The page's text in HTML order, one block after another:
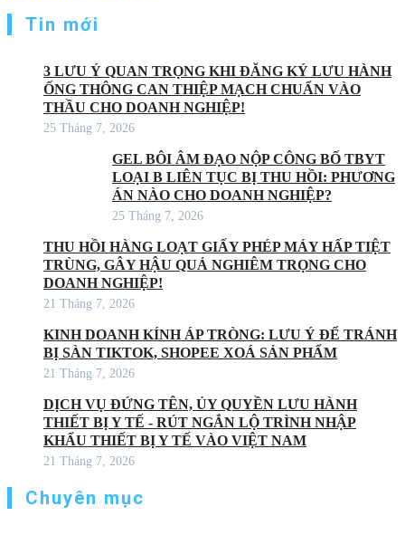
Tin mới
3 LƯU Ý QUAN TRỌNG KHI ĐĂNG KÝ LƯU HÀNH
ỐNG THÔNG CAN THIỆP MẠCH CHUẨN VÀO
THẦU CHO DOANH NGHIỆP!
25 Tháng 7, 2026
GEL BÔI ÂM ĐẠO NỘP CÔNG BỐ TBYT
LOẠI B LIÊN TỤC BỊ THU HỒI: PHƯƠNG
ÁN NÀO CHO DOANH NGHIỆP?
25 Tháng 7, 2026
THU HỒI HÀNG LOẠT GIẤY PHÉP MÁY HẤP TIỆT
TRÙNG, GÂY HẬU QUẢ NGHIÊM TRỌNG CHO
DOANH NGHIỆP!
21 Tháng 7, 2026
KINH DOANH KÍNH ÁP TRÒNG: LƯU Ý ĐỂ TRÁNH
BỊ SÀN TIKTOK, SHOPEE XOÁ SẢN PHẨM
21 Tháng 7, 2026
DỊCH VỤ ĐỨNG TÊN, ỦY QUYỀN LƯU HÀNH
THIẾT BỊ Y TẾ - RÚT NGẮN LỘ TRÌNH NHẬP
KHẨU THIẾT BỊ Y TẾ VÀO VIỆT NAM
21 Tháng 7, 2026
Chuyên mục